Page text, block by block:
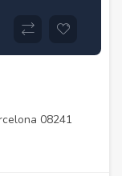
08241